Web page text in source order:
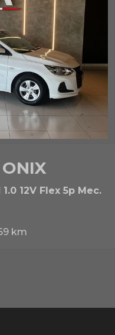
ONIX
12V Flex 5p Mec.
km